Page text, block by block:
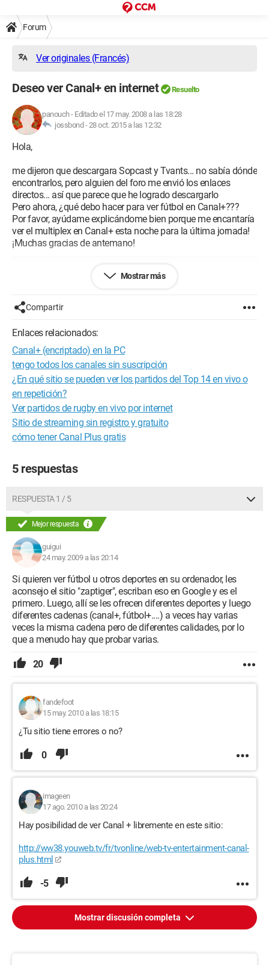
Forum
Ver originales (Francés)
Deseo ver Canal+ en internet Resuelto
panouch- Editado el 17 may. 2008 a las 18:28
jossbond -28 oct. 2015 a las 12:32
Hola,
me dijeron que descargara Sopcast y Tvants... no sabía dónde
encontrarlos, pero alguien del foro me envió los enlaces
directos... así que parece que he logrado descargarlo
Pero ahora, ¿qué debo hacer para ver fútbol en Canal+???
Por favor, ayúdame explicándome bien porque me encantaría
ver el multiplex en Canal+ esta noche para la última jornada!
¡Muchas gracias de antemano!
Mostrar más
Compartir
Enlaces relacionados:
Canal+ (encriptado) en la PC
tengo todos los canales sin suscripción
¿En qué sitio se pueden ver los partidos del Top 14 en vivo o
en repetición?
Ver partidos de rugby en vivo por internet
Sitio de streaming sin registro y gratuito
cómo tener Canal Plus gratis
5 respuestas
RESPUESTA 1 / 5
Mejor respuesta
guigui
24 may. 2009 a las 20:14
Si quieren ver fútbol u otros deportes en su ordenador, les
aconsejo el sitio "zaptiger", escriban eso en Google y es el
primero. Luego, allí se les ofrecen diferentes deportes y luego
diferentes cadenas (canal+, fútbol+....) a veces hay varias
veces la misma cadena pero de diferentes calidades, por lo
que a menudo hay que probar varias.
20
fandefoot
15 may. 2010 a las 18:15
¿Tu sitio tiene errores o no?
0
imageen
17 ago. 2010 a las 20:24
Hay posibilidad de ver Canal + libremente en este sitio:
http://ww38.youweb.tv/fr/tvonline/web-tv-entertainment-canal-
plus.html
-5
Mostrar discusión completa